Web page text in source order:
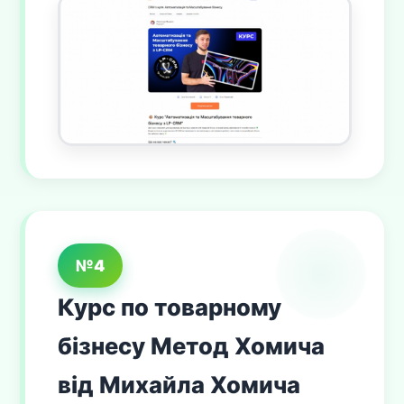
№4
Курс по товарному
бізнесу Метод Хомича
від Михайла Хомича